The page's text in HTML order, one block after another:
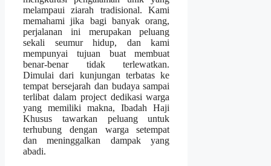
melampaui ziarah tradisional. Kami
memahami jika bagi banyak orang,
perjalanan ini merupakan peluang
sekali seumur hidup, dan kami
mempunyai tujuan buat membuat
benar-benar tidak terlewatkan.
Dimulai dari kunjungan terbatas ke
tempat bersejarah dan budaya sampai
terlibat dalam project dedikasi warga
yang memiliki makna, Ibadah Haji
Khusus tawarkan peluang untuk
terhubung dengan warga setempat
dan meninggalkan dampak yang
abadi.